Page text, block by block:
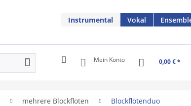
Instrumental Vokal
Mein Konto 0,00 € *
mehrere Blockflöten Blockflötenduo